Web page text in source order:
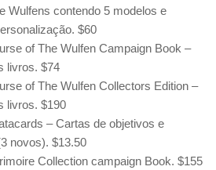
Wulfens contendo 5 modelos e
$60
of The Wulfen Campaign Book –
livros. $74
of The Wulfen Collectors Edition –
livros. $190
– Cartas de objetivos e
novos). $13.50
Collection campaign Book. $155